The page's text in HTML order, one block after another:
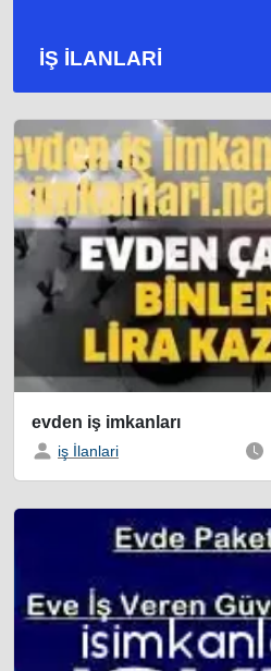
IŞ İLANLARI
evden iş imkanları
iş İlanlari